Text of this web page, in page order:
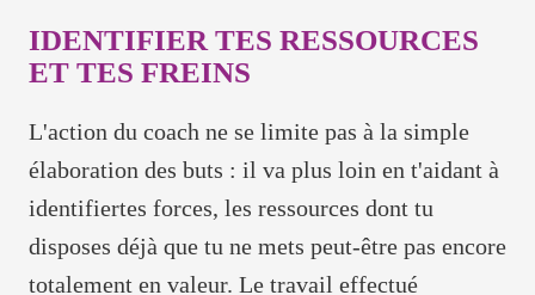
IDENTIFIER TES RESSOURCES
ET TES FREINS
L'action du coach ne se limite pas à la simple
élaboration des buts : il va plus loin en t'aidant à
identifiertes forces, les ressources dont tu
disposes déjà que tu ne mets peut-être pas encore
totalement en valeur. Le travail effectué